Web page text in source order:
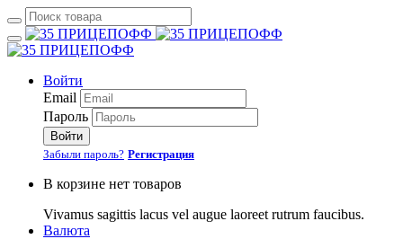
Войти
Email
Пароль
Войти
Забыли пароль? Регистрация
В корзине нет товаров
Vivamus sagittis lacus vel augue laoreet rutrum faucibus.
Валюта